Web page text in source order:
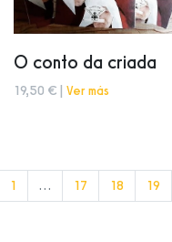
O conto da criada
19,50 € | Ver más
1 … 17 18 19